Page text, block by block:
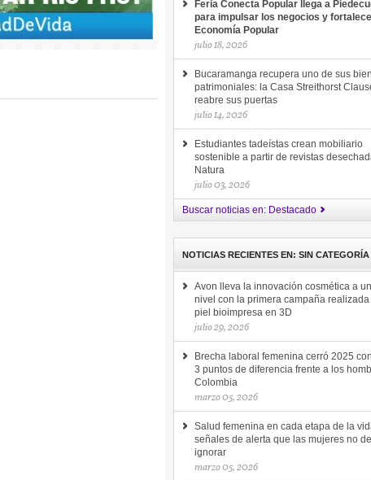
Feria Conecta Popular llega a
para impulsar los negocios y
Economía Popular
julio 18, 2026
Bucaramanga recupera uno de sus
patrimoniales: la Casa Streithorst
reabre sus puertas
julio 14, 2026
Estudiantes tadeístas crean mobiliario
sostenible a partir de revistas
Natura
julio 03, 2026
Buscar noticias en: Destacado
NOTICIAS RECIENTES EN: SIN CATEGORÍA
Avon lleva la innovación cosmética a
nivel con la primera campaña realizada
piel bioimpresa en 3D
julio 29, 2026
Brecha laboral femenina cerró 2025
3 puntos de diferencia frente a los
Colombia
marzo 05, 2026
Salud femenina en cada etapa de la
señales de alerta que las mujeres no
ignorar
marzo 05, 2026